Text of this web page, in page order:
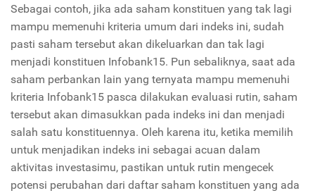
Sebagai contoh, jika ada saham konstituen yang tak lagi
mampu memenuhi kriteria umum dari indeks ini, sudah
pasti saham tersebut akan dikeluarkan dan tak lagi
menjadi konstituen Infobank15. Pun sebaliknya, saat ada
saham perbankan lain yang ternyata mampu memenuhi
kriteria Infobank15 pasca dilakukan evaluasi rutin, saham
tersebut akan dimasukkan pada indeks ini dan menjadi
salah satu konstituennya. Oleh karena itu, ketika memilih
untuk menjadikan indeks ini sebagai acuan dalam
aktivitas investasimu, pastikan untuk rutin mengecek
potensi perubahan dari daftar saham konstituen yang ada